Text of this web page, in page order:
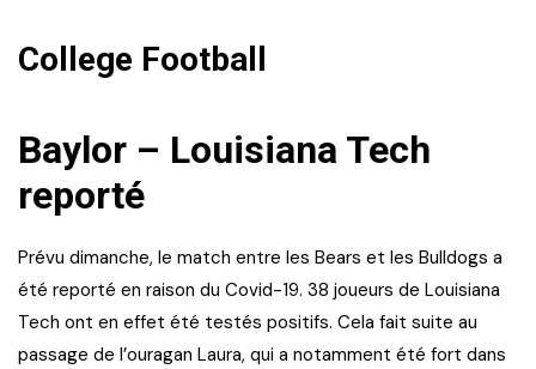
College Football
Baylor – Louisiana Tech
reporté
Prévu dimanche, le match entre les Bears et les Bulldogs a
été reporté en raison du Covid-19. 38 joueurs de Louisiana
Tech ont en effet été testés positifs. Cela fait suite au
passage de l’ouragan Laura, qui a notamment été fort dans